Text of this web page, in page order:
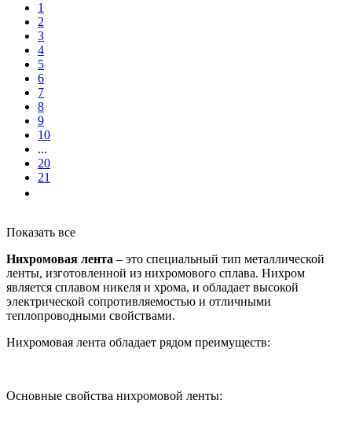
1
2
3
4
5
6
7
8
9
10
...
20
21
Показать все
Нихромовая лента – это специальный тип металлической
ленты, изготовленной из нихромового сплава. Нихром
является сплавом никеля и хрома, и обладает высокой
электрической сопротивляемостью и отличными
теплопроводными свойствами.
Нихромовая лента обладает рядом преимуществ:
Основные свойства нихромовой ленты: